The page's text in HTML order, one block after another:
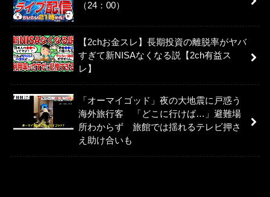
（24：00）
【2chお金スレ】長期投資の離脱率がヤバ
すぎて新NISAなくなる説【2ch有益ス
レ】
「オーマイゴッド」夜の大地震に戸惑う
海外旅行客 「どこに行けば…」避難場
所わからず 旅館では揺れるテレビ押さ
え助け合いも